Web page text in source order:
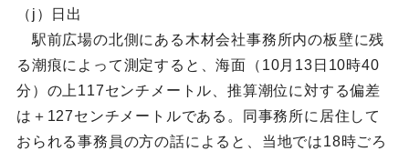
（j）日出
駅前広場の北側にある木材会社事務所内の板壁に残
る潮痕によって測定すると、海面（10月13日10時40
分）の上117センチメートル、推算潮位に対する偏差
は＋127センチメートルである。同事務所に居住して
おられる事務員の方の話によると、当地では18時ごろ